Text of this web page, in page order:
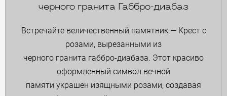
черного гранита Габбро-диабаз
Встречайте величественный памятник — Крест с
розами, вырезанными из
черного гранита габбро-диабаза. Этот красиво
оформленный символ вечной
памяти украшен изящными розами, создавая